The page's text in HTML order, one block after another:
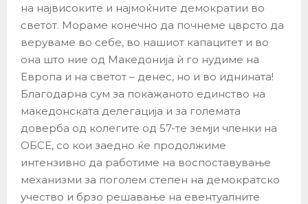
на највисоките и најмоќните демократии во
светот. Мораме конечно да почнеме цврсто да
веруваме во себе, во нашиот капацитет и во
она што ние од Македонија ѝ го нудиме на
Европа и на светот – денес, но и во иднината!
Благодарна сум за покажаното единство на
македонската делегација и за големата
доверба од колегите од 57-те земји членки на
ОБСЕ, со кои заедно ќе продолжиме
интензивно да работиме на воспоставување
механизми за поголем степен на демократско
учество и брзо решавање на евентуалните